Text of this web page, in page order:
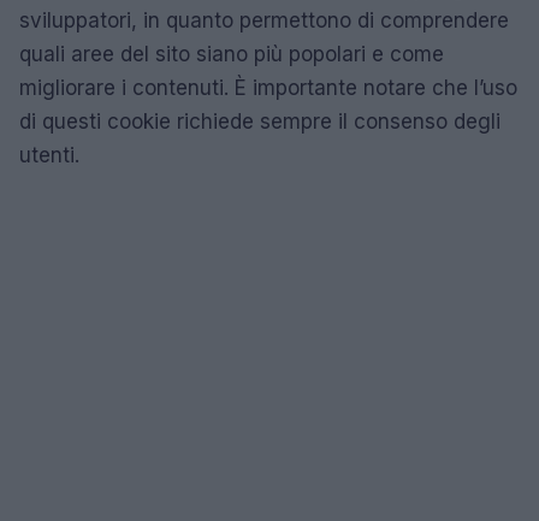
sviluppatori, in quanto permettono di comprendere
quali aree del sito siano più popolari e come
migliorare i contenuti. È importante notare che l’uso
di questi cookie richiede sempre il consenso degli
utenti.